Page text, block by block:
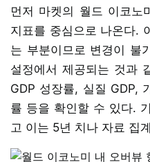
먼저 마켓의 월드 이코노
지표를 중심으로 나온다.
는 부분이므로 변경이 불
설정에서 제공되는 것과
GDP 성장률, 실질 GDP,
률 등을 확인할 수 있다.
고 이는 5년 치나 자료 집